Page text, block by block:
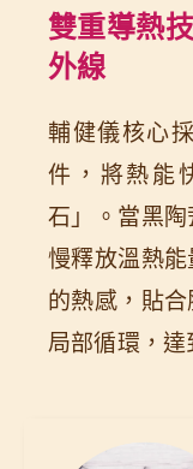
雙重導熱
外線
輔健儀核心
件，將熱能
石」。當黑
慢釋放溫熱
的熱感，貼
局部循環，達